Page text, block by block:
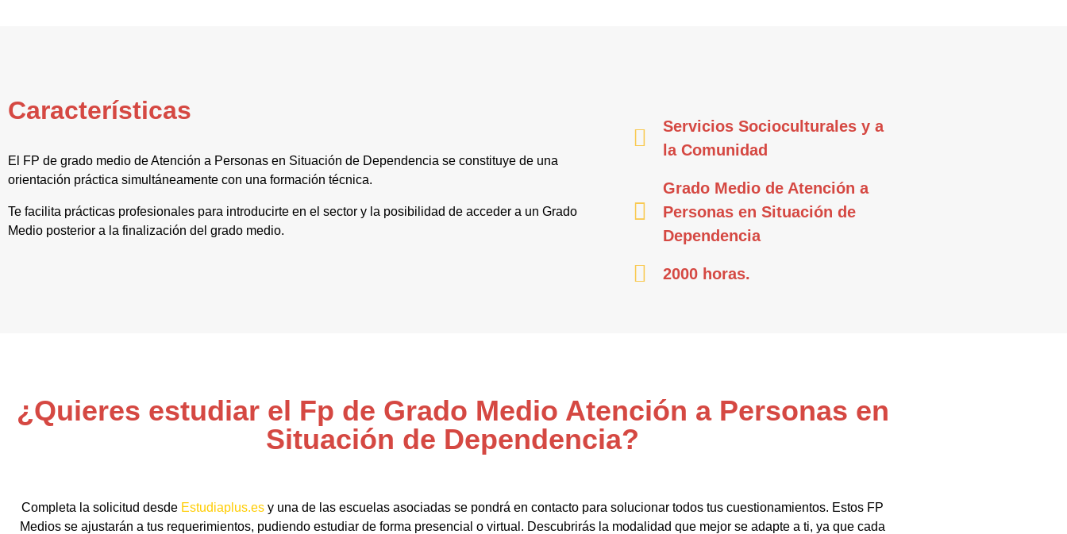
Características
El FP de grado medio de Atención a Personas en Situación de Dependencia se constituye de una
orientación práctica simultáneamente con una formación técnica.
Te facilita prácticas profesionales para introducirte en el sector y la posibilidad de acceder a un Grado
Medio posterior a la finalización del grado medio.
Servicios Socioculturales y a
la Comunidad
Grado Medio de Atención a
Personas en Situación de
Dependencia
2000 horas.
¿Quieres estudiar el Fp de Grado Medio Atención a Personas en
Situación de Dependencia?
Completa la solicitud desde Estudiaplus.es y una de las escuelas asociadas se pondrá en contacto para solucionar todos tus cuestionamientos. Estos FP
Medios se ajustarán a tus requerimientos, pudiendo estudiar de forma presencial o virtual. Descubrirás la modalidad que mejor se adapte a ti, ya que cada